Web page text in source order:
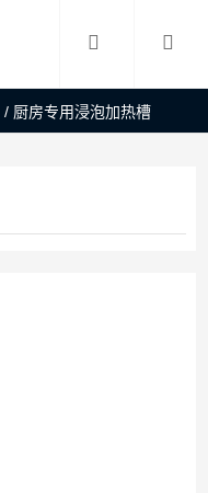
/ 厨房专用浸泡加热槽